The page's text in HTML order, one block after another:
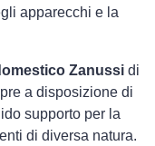
apparecchi e la
Zanussi di
a disposizione di
supporto per la
di diversa natura.